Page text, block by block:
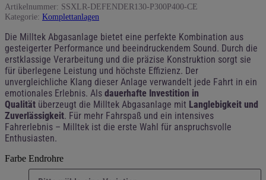
Artikelnummer: SSXLR-DEFENDER130-P300P400-CE
Kategorie: Komplettanlagen
Die Milltek Abgasanlage bietet eine perfekte Kombination aus
gesteigerter Performance und beeindruckendem Sound. Durch die
erstklassige Verarbeitung und die präzise Konstruktion sorgt sie
für überlegene Leistung und höchste Effizienz. Der
unvergleichliche Klang dieser Anlage verwandelt jede Fahrt in ein
emotionales Erlebnis. Als dauerhafte Investition in
Qualität überzeugt die Milltek Abgasanlage mit Langlebigkeit und
Zuverlässigkeit. Für mehr Fahrspaß und ein intensives
Fahrerlebnis – Milltek ist die erste Wahl für anspruchsvolle
Enthusiasten.
Farbe Endrohre